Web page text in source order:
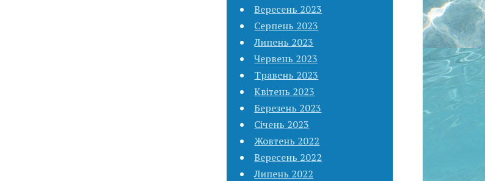
Вересень 2023
Серпень 2023
Липень 2023
Червень 2023
Травень 2023
Квітень 2023
Березень 2023
Січень 2023
Жовтень 2022
Вересень 2022
Липень 2022